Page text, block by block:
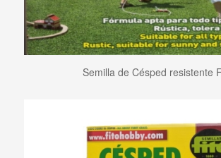
Semilla de Césped resistente